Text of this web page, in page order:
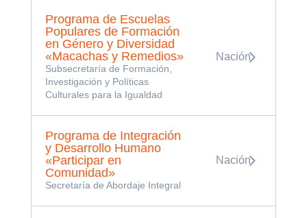
Programa de Escuelas
Populares de Formación
en Género y Diversidad
«Macachas y Remedios»
Subsecretaría de Formación,
Investigación y Políticas
Culturales para la Igualdad
Nación
Programa de Integración
y Desarrollo Humano
«Participar en
Comunidad»
Secretaría de Abordaje Integral
Nación